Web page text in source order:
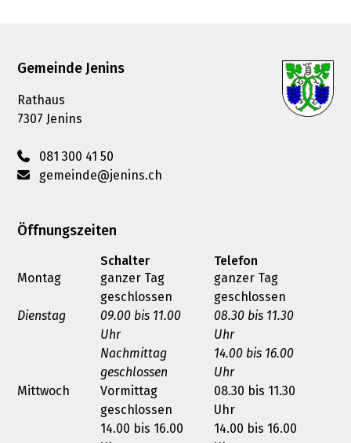
Footer
Gemeinde Jenins
Rathaus
7307 Jenins
081 300 41 50
gemeinde@jenins.ch
Öffnungszeiten
Schalter
Telefon
Montag
ganzer Tag
geschlossen
ganzer Tag
geschlossen
Dienstag
09.00 bis 11.00
Uhr
08.30 bis 11.30
Uhr
Nachmittag
geschlossen
14.00 bis 16.00
Uhr
Mittwoch
Vormittag
geschlossen
08.30 bis 11.30
Uhr
14.00 bis 16.00
14.00 bis 16.00